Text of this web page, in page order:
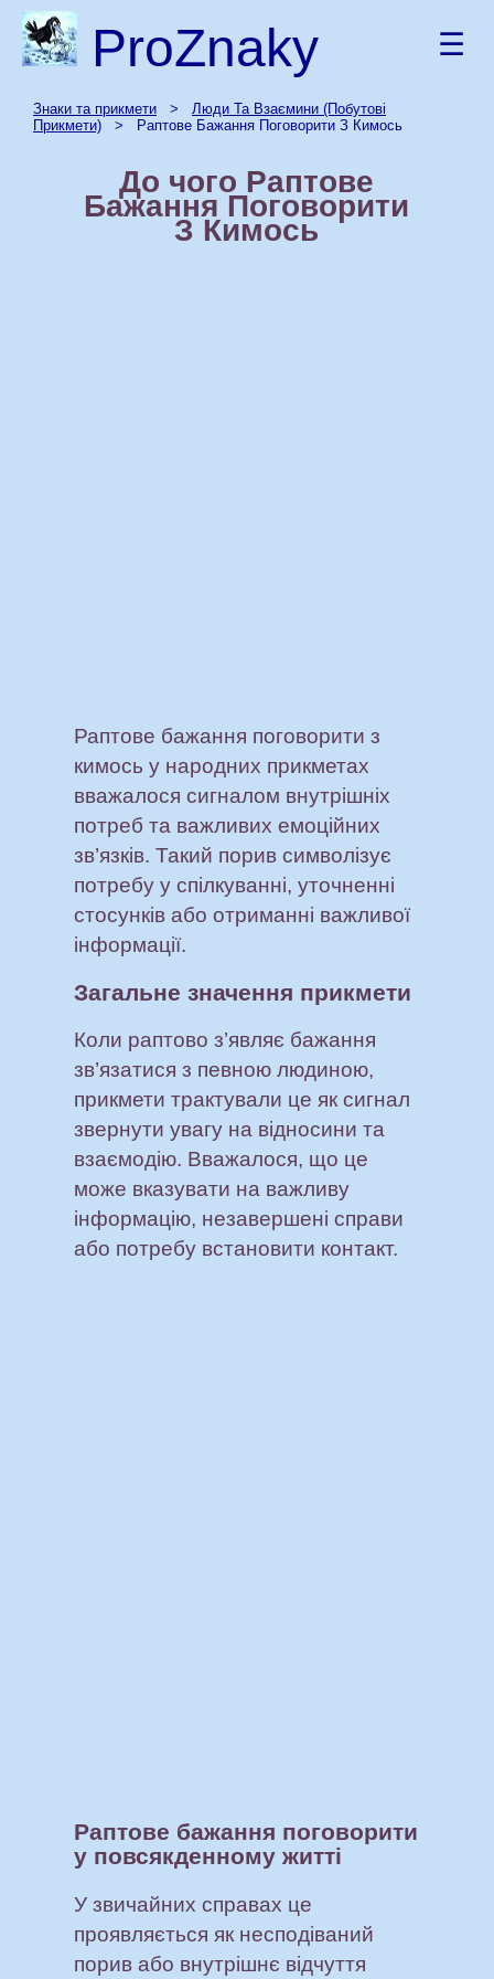
ProZnaky ☰
Знаки та прикмети > Люди Та Взаємини (Побутові
Прикмети) > Раптове Бажання Поговорити З Кимось
До чого Раптове
Бажання Поговорити
З Кимось
Раптове бажання поговорити з
кимось у народних прикметах
вважалося сигналом внутрішніх
потреб та важливих емоційних
зв’язків. Такий порив символізує
потребу у спілкуванні, уточненні
стосунків або отриманні важливої
інформації.
Загальне значення прикмети
Коли раптово з’являє бажання
зв’язатися з певною людиною,
прикмети трактували це як сигнал
звернути увагу на відносини та
взаємодію. Вважалося, що це
може вказувати на важливу
інформацію, незавершені справи
або потребу встановити контакт.
Раптове бажання поговорити
у повсякденному житті
У звичайних справах це
проявляється як несподіваний
порив або внутрішнє відчуття